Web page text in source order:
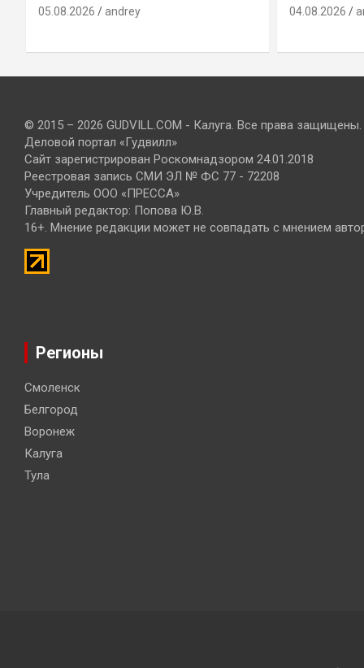
05.08.2026 andrey 04.08.2026
© 2015 – 2026 GUDVILL.COM - Калуга. Все права защищены.
Деловой портал «Гудвилл»
Сайт зарегистрирован Роскомнадзором 24.01.2018
Реестровая запись СМИ ЭЛ № ФС 77 - 72208
Учредитель ООО «ПРЕССА»
Главный редактор: Попова Ю.В.
16+. Мнение редакции может не совпадать с мнением
Регионы
Смоленск
Белгород
Воронеж
Калуга
Тула